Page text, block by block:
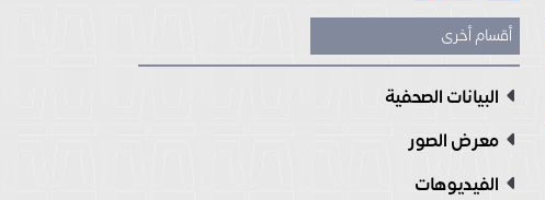
أقسام أخرى
البيانات الصحفية
معرض الصور
الفيديوهات